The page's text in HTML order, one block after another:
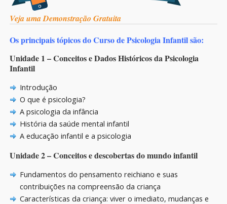
Veja uma Demonstração Gratuita
Os principais tópicos do Curso de Psicologia Infantil são:
Unidade 1 – Conceitos e Dados Históricos da Psicologia
Infantil
Introdução
O que é psicologia?
A psicologia da infância
História da saúde mental infantil
A educação infantil e a psicologia
Unidade 2 – Conceitos e descobertas do mundo infantil
Fundamentos do pensamento reichiano e suas
contribuições na compreensão da criança
Características da criança: viver o imediato, mudanças e